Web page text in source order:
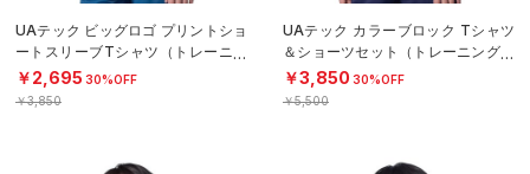
UAテック ビッグロゴ プリントショ
ートスリーブTシャツ（トレーニン
グ/BOYS）
￥2,695 30%OFF
￥3,850
UAテック カラーブロック Tシャツ
＆ショーツセット（トレーニング/B
OYS）
￥3,850 30%OFF
￥5,500